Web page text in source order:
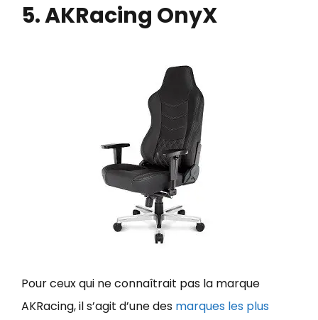
5. AKRacing OnyX
Pour ceux qui ne connaîtrait pas la marque
AKRacing, il s’agit d’une des marques les plus